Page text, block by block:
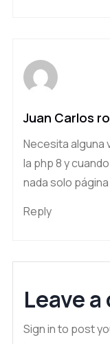
Juan Carlos
Necesita alguna
la php 8 y
nada solo
Reply
Leave
Sign in to post